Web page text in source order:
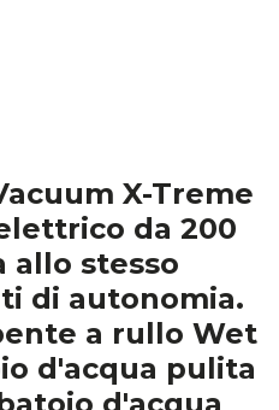
X-Treme
da 200
allo stesso
di autonomia.
a rullo Wet
d'acqua pulita
d'acqua